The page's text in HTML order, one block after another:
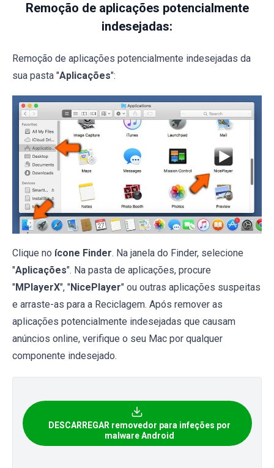
Remoção de aplicações potencialmente
indesejadas:
Remoção de aplicações potencialmente indesejadas da
sua pasta "Aplicações":
Clique no ícone Finder. Na janela do Finder, selecione
"Aplicações". Na pasta de aplicações, procure
"MPlayerX", "NicePlayer" ou outras aplicações suspeitas
e arraste-as para a Reciclagem. Após remover as
aplicações potencialmente indesejadas que causam
anúncios online, verifique o seu Mac por qualquer
componente indesejado.
DESCARREGAR removedor para infeções por
malware Android